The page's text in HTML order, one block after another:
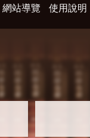
網站導覽 使用說明